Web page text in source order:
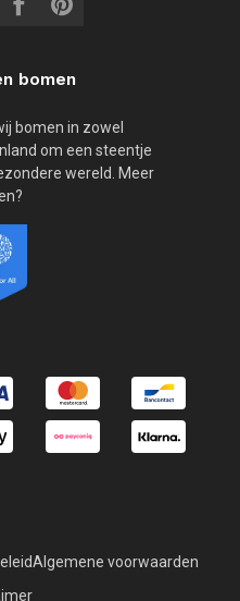
bomen
bomen in zowel
om een steentje
wereld. Meer
Algemene voorwaarden